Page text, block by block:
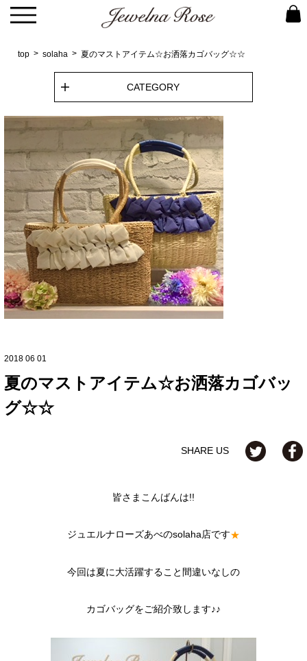
top solaha 夏のマストアイテム☆お洒落カゴバッグ☆☆
CATEGORY
2018 06 01
夏のマストアイテム☆お洒落カゴバッ
グ☆☆
SHARE US
皆さまこんばんは!!
ジュエルナローズあべのsolaha店です★
今回は夏に大活躍すること間違いなしの
カゴバッグをご紹介致します♪♪